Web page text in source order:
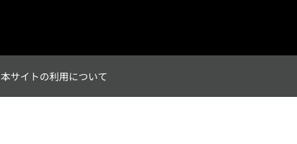
本サイトの利用について